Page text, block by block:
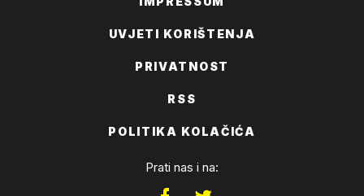
UVJETI KORIŠTENJA
PRIVATNOST
RSS
POLITIKA KOLAČIĆA
Prati nas i na: